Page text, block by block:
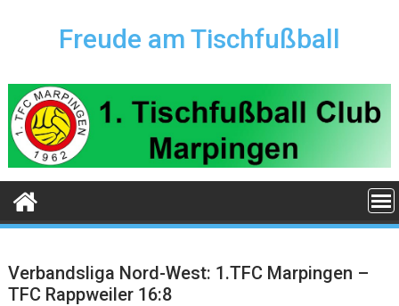
Freude am Tischfußball
Verbandsliga Nord-West: 1.TFC Marpingen –
TFC Rappweiler 16:8